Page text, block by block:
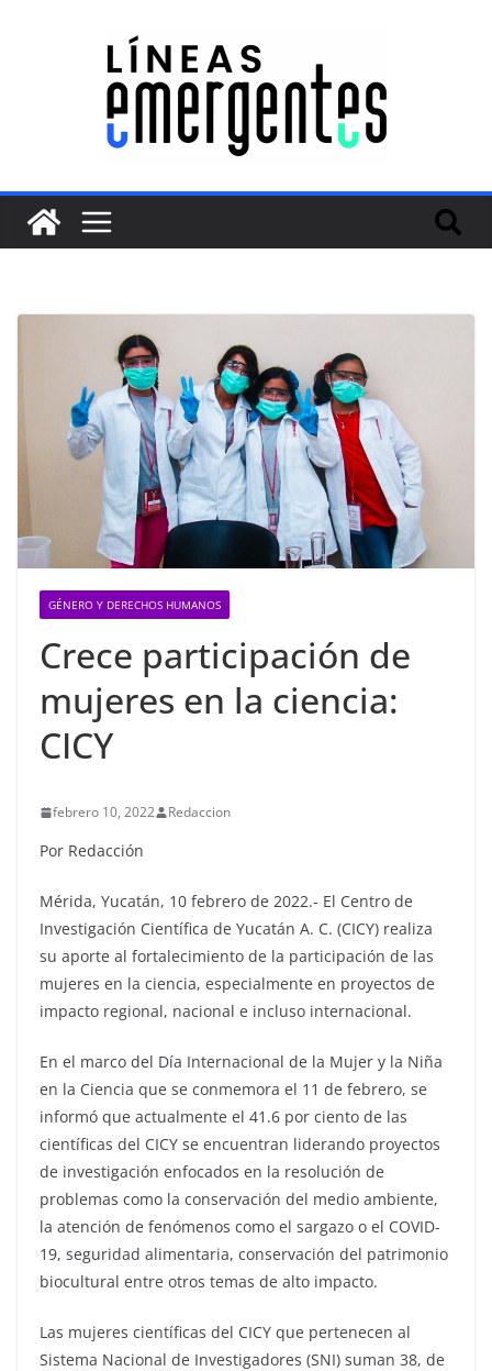
GÉNERO Y DERECHOS HUMANOS
Crece participación de
mujeres en la ciencia:
CICY
febrero 10, 2022 Redaccion
Por Redacción
Mérida, Yucatán, 10 febrero de 2022.- El Centro de
Investigación Científica de Yucatán A. C. (CICY) realiza
su aporte al fortalecimiento de la participación de las
mujeres en la ciencia, especialmente en proyectos de
impacto regional, nacional e incluso internacional.
En el marco del Día Internacional de la Mujer y la Niña
en la Ciencia que se conmemora el 11 de febrero, se
informó que actualmente el 41.6 por ciento de las
científicas del CICY se encuentran liderando proyectos
de investigación enfocados en la resolución de
problemas como la conservación del medio ambiente,
la atención de fenómenos como el sargazo o el COVID-
19, seguridad alimentaria, conservación del patrimonio
biocultural entre otros temas de alto impacto.
Las mujeres científicas del CICY que pertenecen al
Sistema Nacional de Investigadores (SNI) suman 38, de